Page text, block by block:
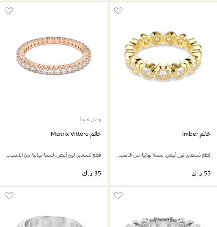
خاتم Imber
قطع مُستدير، لون أبيض، لمسة نهائية من الذهب عيار 18 قيراط
وصل حديثاً
خاتم Matrix Vittore
قطع مُستدير، لون أبيض، لمسة نهائية من الذهب الوردي عيار 18 قيراط